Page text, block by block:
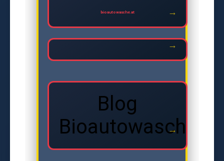
bioautowasche.at
Blog
Bioautowasche